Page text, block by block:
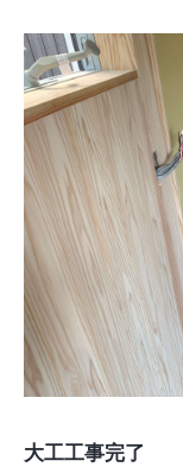
大工工事完了